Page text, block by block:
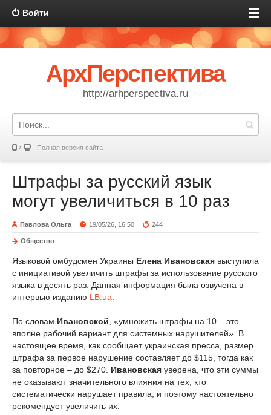
Войти
АрхПерспектива
http://arhperspectiva.ru
Полная версия сайта
Штрафы за русский язык
могут увеличиться в 10 раз
Павлова Ольга 19/05/26, 16:50 244
Общество
Языковой омбудсмен Украины Елена Ивановская выступила
с инициативой увеличить штрафы за использование русского
языка в десять раз. Данная информация была озвучена в
интервью изданию LB.ua
По словам Ивановской , «умножить штрафы на 10 – это
вполне рабочий вариант для системных нарушителей». В
настоящее время , как сообщает украинская пресса, размер
штрафа за первое нарушение составляет до $115, тогда как
за повторное – до $270. Ивановская уверена, что эти суммы
не оказывают значительного влияния на тех, кто
систематически нарушает правила, и поэтому настоятельно
рекомендует увеличить их.